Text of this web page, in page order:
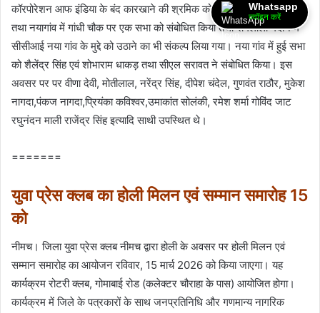
कॉरपोरेशन आफ इंडिया के बंद कारखाने की श्रमिक को सुरक्षा कर्मियों से मिला
तथा नयागांव में गांधी चौक पर एक सभा को संबोधित किया तथा रामलीला मैदान में
सीसीआई नया गांव के मुद्दे को उठाने का भी संकल्प लिया गया। नया गांव में हुई सभा
को शैलेंद्र सिंह एवं शोभाराम धाकड़ तथा सीएल सरावत ने संबोधित किया। इस
अवसर पर पर वीणा देवी, मोतीलाल, नरेंद्र सिंह, दीपेश चंदेल, गुणवंत राठौर, मुकेश
नागदा,पंकज नागदा,प्रियंका कविश्वर,उमाकांत सोलंकी, रमेश शर्मा गोविंद जाट
रघुनंदन माली राजेंद्र सिंह इत्यादि साथी उपस्थित थे।
=======
युवा प्रेस क्लब का होली मिलन एवं सम्मान समारोह 15
को
नीमच। जिला युवा प्रेस क्लब नीमच द्वारा होली के अवसर पर होली मिलन एवं
सम्मान समारोह का आयोजन रविवार, 15 मार्च 2026 को किया जाएगा। यह
कार्यक्रम रोटरी क्लब, गोमाबाई रोड (कलेक्टर चौराहा के पास) आयोजित होगा।
कार्यक्रम में जिले के पत्रकारों के साथ जनप्रतिनिधि और गणमान्य नागरिक
Whatsapp
ज्वॉइन करें